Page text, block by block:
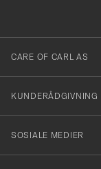
dig
till
vårt
nyhetsbrev!
CARE OF CARL AS
KUNDERÅDGIVNING
SOSIALE MEDIER